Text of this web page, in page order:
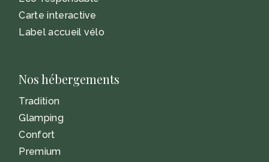
Carte interactive
Label accueil vélo
Nos hébergements
Tradition
Glamping
Confort
Premium